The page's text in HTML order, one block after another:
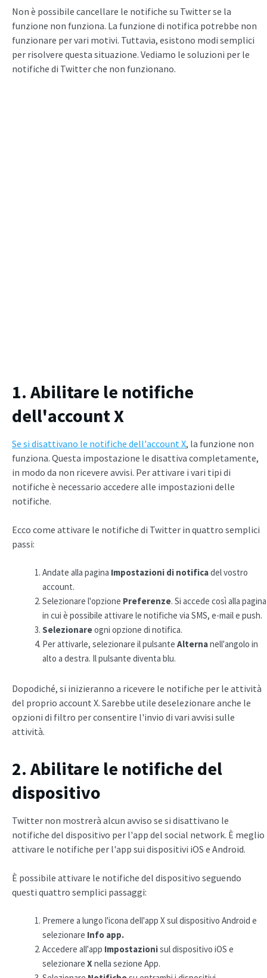
Non è possibile cancellare le notifiche su Twitter se la
funzione non funziona. La funzione di notifica potrebbe non
funzionare per vari motivi. Tuttavia, esistono modi semplici
per risolvere questa situazione. Vediamo le soluzioni per le
notifiche di Twitter che non funzionano.
1. Abilitare le notifiche
dell'account X
Se si disattivano le notifiche dell'account X, la funzione non
funziona. Questa impostazione le disattiva completamente,
in modo da non ricevere avvisi. Per attivare i vari tipi di
notifiche è necessario accedere alle impostazioni delle
notifiche.
Ecco come attivare le notifiche di Twitter in quattro semplici
passi:
Andate alla pagina Impostazioni di notificadel vostro
account.
Selezionare l'opzione Preferenze. Si accede così alla pagina
in cui è possibile attivare le notifiche via SMS, e-mail e push.
Selezionareogni opzione di notifica.
Per attivarle, selezionare il pulsante Alternanell'angolo in
alto a destra. Il pulsante diventa blu.
Dopodiché, si inizieranno a ricevere le notifiche per le attività
del proprio account X. Sarebbe utile deselezionare anche le
opzioni di filtro per consentire l'invio di vari avvisi sulle
attività.
2. Abilitare le notifiche del
dispositivo
Twitter non mostrerà alcun avviso se si disattivano le
notifiche del dispositivo per l'app del social network. È meglio
attivare le notifiche per l'app sui dispositivi iOS e Android.
È possibile attivare le notifiche del dispositivo seguendo
questi quattro semplici passaggi:
Premere a lungo l'icona dell'app X sul dispositivo Android e
selezionare Info app.
Accedere all'app Impostazionisul dispositivo iOS e
selezionare X nella sezione App.